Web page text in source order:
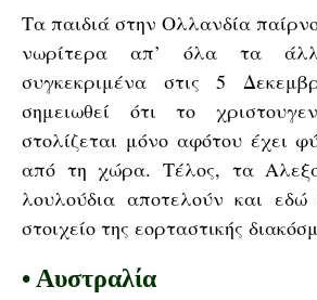
Τα παιδιά στην Ολλανδία
νωρίτερα απ’ όλα τα
συγκεκριμένα στις 5
σημειωθεί ότι το
στολίζεται μόνο αφότου έχει
από τη χώρα. Τέλος, τα
λουλούδια αποτελούν και εδώ
στοιχείο της εορταστικής
• Αυστραλία